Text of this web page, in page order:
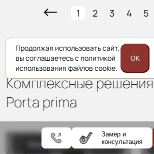
1 2 3 4 5
Комплексные решения
Porta prima
Межкомнатные двери
Замер и
консультация
Продолжая использовать сайт,
вы соглашаетесь с политикой
использования файлов cookie.
OK